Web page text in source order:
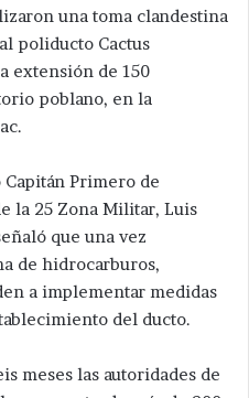
una toma clandestina
poliducto Cactus
extensión de 150
poblano, en la
Primero de
la 25 Zona Militar, Luis
que una vez
de hidrocarburos,
a implementar medidas
del ducto.
meses las autoridades de